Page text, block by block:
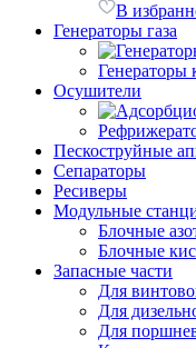
В
Генераторы газа
Генераторы
Осушители
Пескоструйные
Сепараторы
Ресиверы
Модульные
Блочные
Блочные
Запасные части
Для
Для
Для